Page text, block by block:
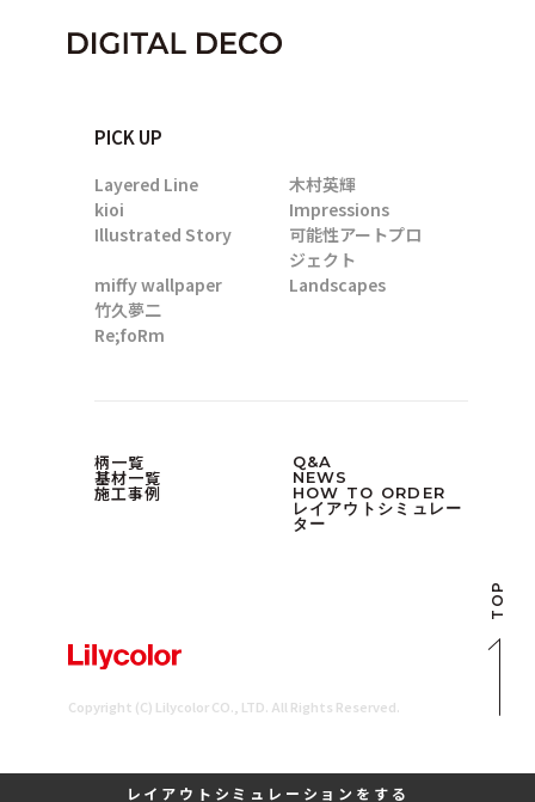
レイアウトシミュレーションをする
PICK UP
Layered Line
木村英輝
kioi
Impressions
Illustrated Story
可能性アートプロ
ジェクト
miffy wallpaper
Landscapes
竹久夢二
Re;foRm
柄一覧
基材一覧
施工事例
Q&A
NEWS
HOW TO ORDER
レイアウトシミュレー
ター
Copyright (C) Lilycolor CO., LTD. All Rights Reserved.
TOP